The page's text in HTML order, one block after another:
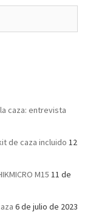
caza: entrevista
de caza incluido 12
M15 11 de
6 de julio de 2023